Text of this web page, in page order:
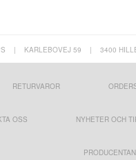
| KARLEBOVEJ 59 | 3400
RETURVAROR
OSS NYHETER OCH